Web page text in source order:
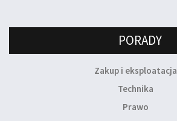
PORADY
Zakup i eksploatacja
Technika
Prawo